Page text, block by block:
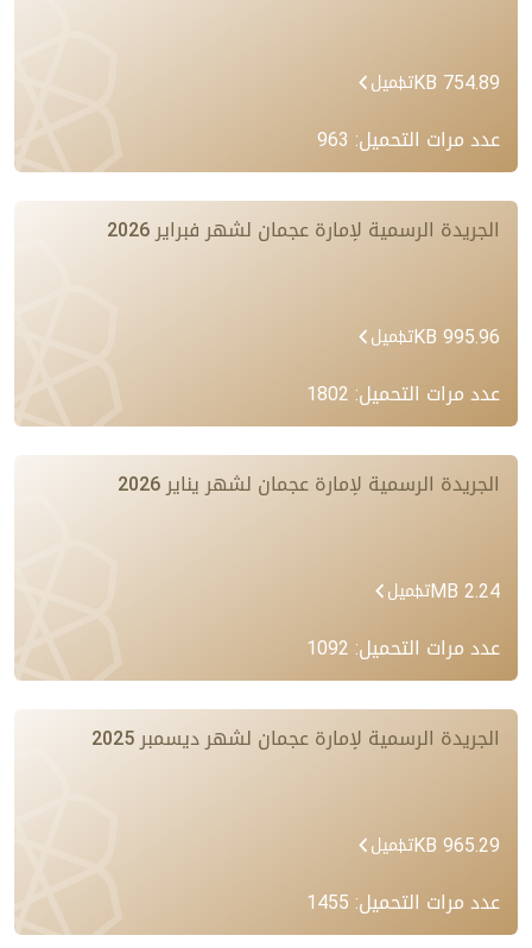
754.89 KB تحميل
عدد مرات التحميل: 963
الجريدة الرسمية لإمارة عجمان لشهر فبراير 2026
995.96 KB تحميل
عدد مرات التحميل: 1802
الجريدة الرسمية لإمارة عجمان لشهر يناير 2026
2.24 MB تحميل
عدد مرات التحميل: 1092
الجريدة الرسمية لإمارة عجمان لشهر ديسمبر 2025
965.29 KB تحميل
عدد مرات التحميل: 1455